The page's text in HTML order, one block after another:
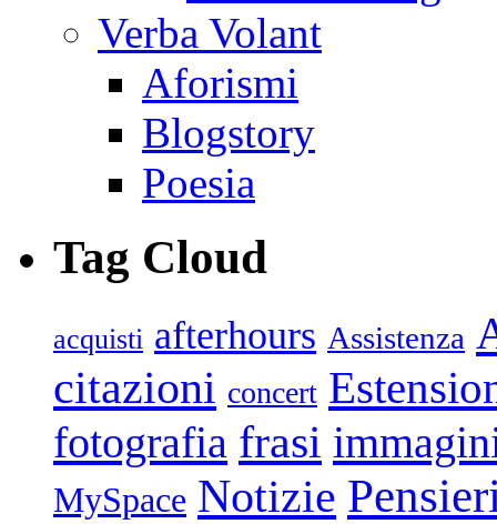
Verba Volant
Aforismi
Blogstory
Poesia
Tag Cloud
acquisti afterhours Assistenza
citazioni concert
fotografia frasi
MySpace Notizie